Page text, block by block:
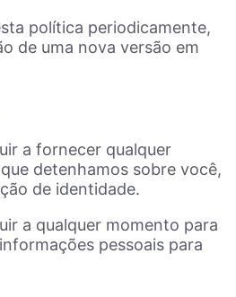
política periodicamente,
de uma nova versão em
a fornecer qualquer
detenhamos sobre você,
de identidade.
a qualquer momento para
pessoais para